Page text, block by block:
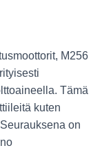
M256
Tämä
kuten
on